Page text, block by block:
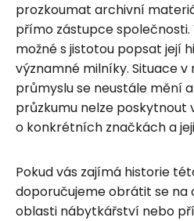
prozkoumat archivní
přímo zástupce
možné s jistotou popsat její
významné milníky. Situace
průmyslu se neustále mění
průzkumu nelze
o konkrétních značkách a
Pokud vás zajímá historie
doporučujeme obrátit se na
oblasti nábytkářství nebo